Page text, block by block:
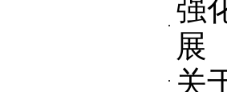
展
关